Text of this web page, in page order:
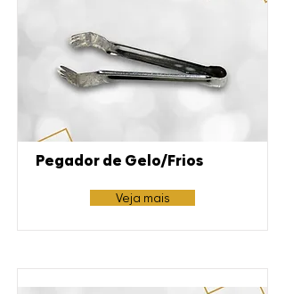
Pegador de Gelo/Frios
Veja mais